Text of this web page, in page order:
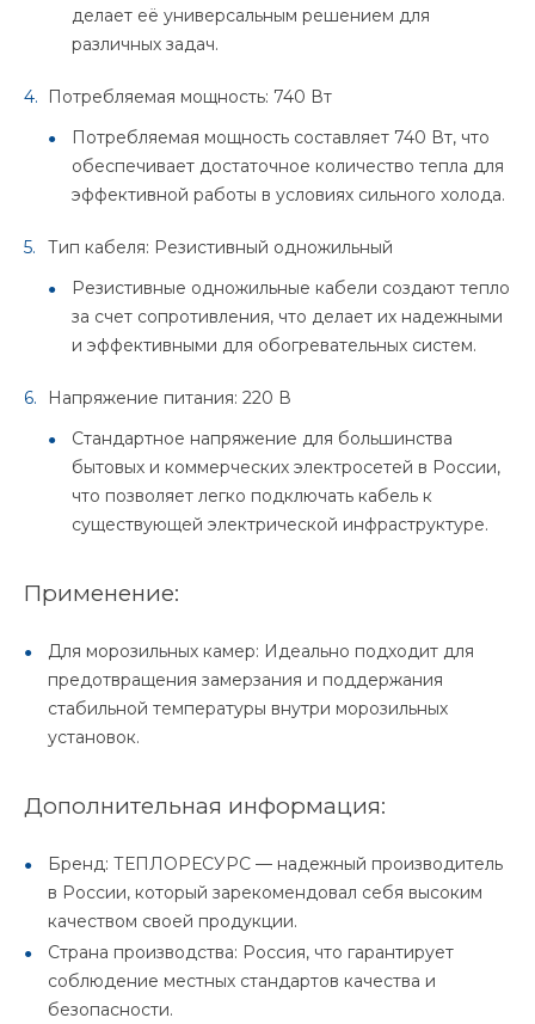
делает её универсальным решением для
различных задач.
Потребляемая мощность: 740 Вт
Потребляемая мощность составляет 740 Вт, что
обеспечивает достаточное количество тепла для
эффективной работы в условиях сильного холода.
Тип кабеля: Резистивный одножильный
Резистивные одножильные кабели создают тепло
за счет сопротивления, что делает их надежными
и эффективными для обогревательных систем.
Напряжение питания: 220 В
Стандартное напряжение для большинства
бытовых и коммерческих электросетей в России,
что позволяет легко подключать кабель к
существующей электрической инфраструктуре.
Применение:
Для морозильных камер: Идеально подходит для
предотвращения замерзания и поддержания
стабильной температуры внутри морозильных
установок.
Дополнительная информация:
Бренд: ТЕПЛОРЕСУРС — надежный производитель
в России, который зарекомендовал себя высоким
качеством своей продукции.
Страна производства: Россия, что гарантирует
соблюдение местных стандартов качества и
безопасности.